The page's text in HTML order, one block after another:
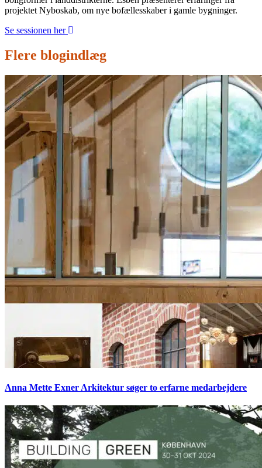
projektet Nyboskab, om nye bofællesskaber i gamle bygninger.
Se sessionen her
Flere blogindlæg
Anna Mette Exner Arkitektur søger to erfarne medarbejdere